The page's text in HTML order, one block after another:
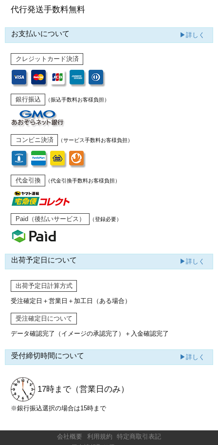
代行発送手数料無料
お支払いについて ▶詳しく
クレジットカード決済
銀行振込 （振込手数料お客様負担）
コンビニ決済 （サービス手数料お客様負担）
代金引換 （代金引換手数料お客様負担）
Paid（後払いサービス） （登録必要）
出荷予定日について ▶詳しく
出荷予定日計算方式
受注確定日＋営業日＋加工日（ある場合）
受注確定日について
データ確認完了（イメージの承認完了） ＋入金確認完了
受付締切時間について ▶詳しく
17時まで （営業日のみ）
※銀行振込選択の場合は15時まで
会社概要 利用規約
特定商取引表記